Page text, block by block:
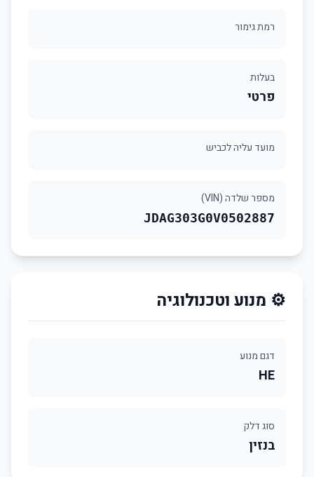
רמת גימור
בעלות
פרטי
מועד עליה לכביש
מספר שלדה (VIN)
JDAG303G0V0502887
⚙️ מנוע וטכנולוגיה
דגם מנוע
HE
סוג דלק
בנזין